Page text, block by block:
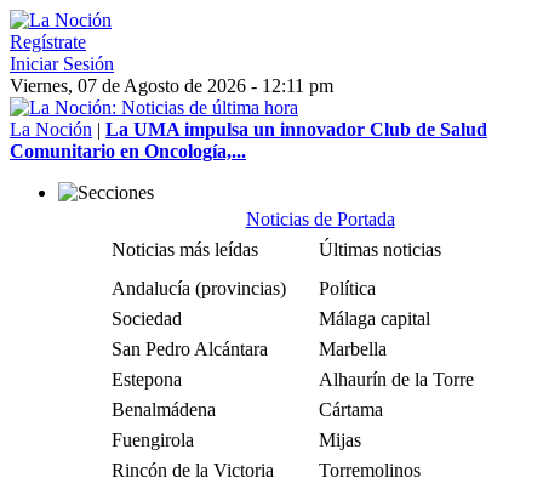
Regístrate
Iniciar Sesión
Viernes, 07 de Agosto de 2026 - 12:11 pm
La Noción | La UMA impulsa un innovador Club de Salud
Comunitario en Oncología,...
Noticias de Portada
Noticias más leídas
Últimas noticias
Andalucía (provincias)
Política
Sociedad
Málaga capital
San Pedro Alcántara
Marbella
Estepona
Alhaurín de la Torre
Benalmádena
Cártama
Fuengirola
Mijas
Rincón de la Victoria
Torremolinos